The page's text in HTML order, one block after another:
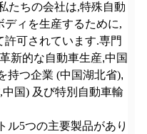
たちの会社は,特殊自動
ィを生産するために,
可されています.専門
新的な自動車生産,中国
持つ企業 (中国湖北省),
国) 及び特別自動車輸
ル5つの主要製品があり